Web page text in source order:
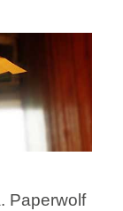
Paperwolf